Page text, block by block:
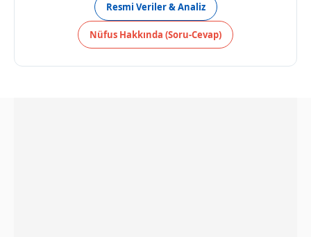
Resmi Veriler & Analiz
Nüfus Hakkında (Soru-Cevap)